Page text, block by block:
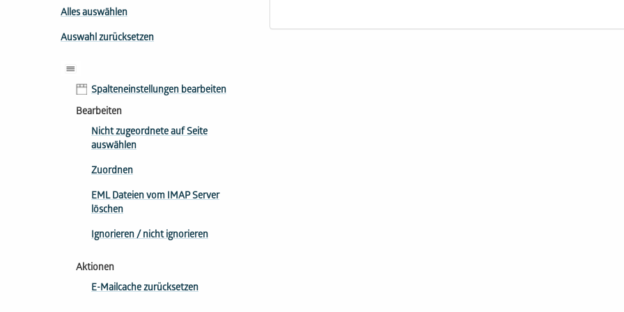
Alles auswählen
Auswahl zurücksetzen
Spalteneinstellungen bearbeiten
Bearbeiten
Nicht zugeordnete auf Seite
auswählen
Zuordnen
EML Dateien vom IMAP Server
löschen
Ignorieren / nicht ignorieren
Aktionen
E-Mailcache zurücksetzen